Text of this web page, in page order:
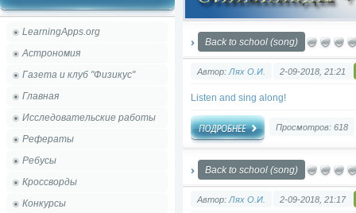
LearningApps.org
Астрономия
Газета и клуб "Физикус"
Главная
Исследовательские работы
Рефераты
Ребусы
Кроссворды
Конкурсы
Back to school (song)
Автор: Лях О.И. 2-09-2018, 21:21
Listen and sing along!
Просмотров: 618
Back to school (song)
Автор: Лях О.И. 2-09-2018, 21:17